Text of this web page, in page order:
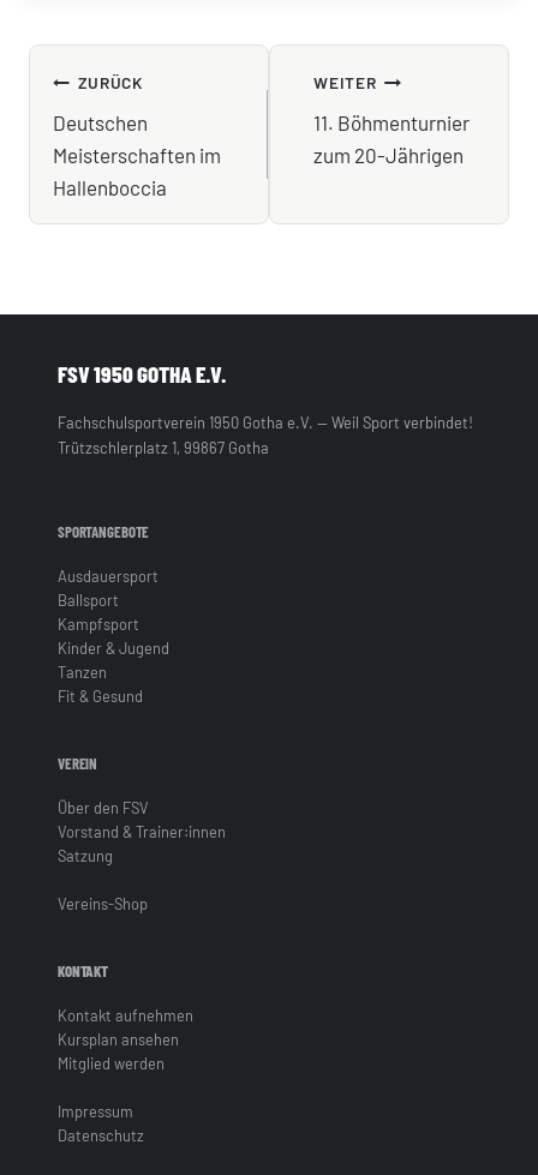
BEITRAGSNAVIGATION
ZURÜCK
Deutschen
Meisterschaften im
Hallenboccia
WEITER
11. Böhmenturnier
zum 20-Jährigen
FSV 1950 GOTHA E.V.
Fachschulsportverein 1950 Gotha e.V. — Weil Sport verbindet!
Trützschlerplatz 1, 99867 Gotha
SPORTANGEBOTE
Ausdauersport
Ballsport
Kampfsport
Kinder & Jugend
Tanzen
Fit & Gesund
VEREIN
Über den FSV
Vorstand & Trainer:innen
Satzung
Vereins-Shop
KONTAKT
Kontakt aufnehmen
Kursplan ansehen
Mitglied werden
Impressum
Datenschutz